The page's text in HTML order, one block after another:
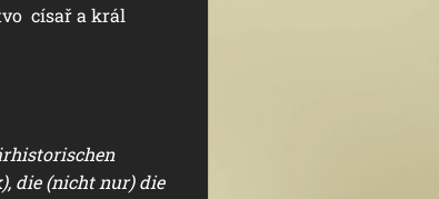
císař a král
die (nicht nur) die